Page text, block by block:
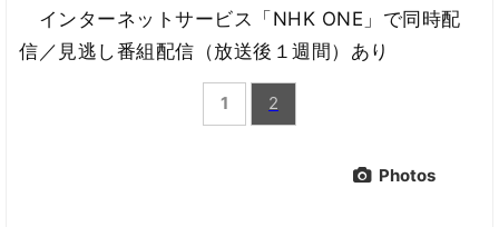
インターネットサービス「NHK ONE」で同時配
信／見逃し番組配信（放送後１週間）あり
1 2
Photos